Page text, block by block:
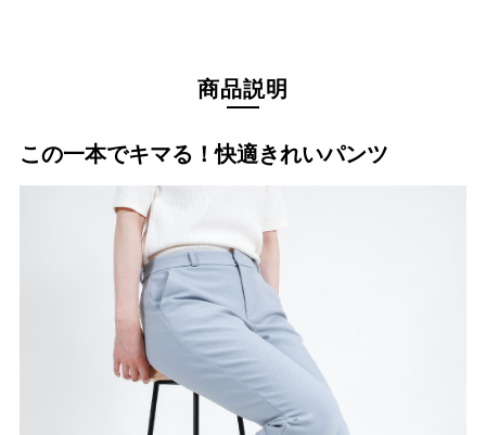
商品説明
この一本でキマる！快適きれいパンツ